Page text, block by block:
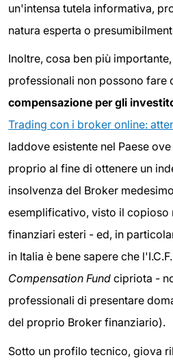
un'intensa tutela informativa,
natura esperta o
Inoltre, cosa ben più
professionali non possono fare
compensazione per gli
Trading con i broker online:
laddove esistente nel Paese
proprio al fine di ottenere un
insolvenza del Broker
esemplificativo, visto il copioso
finanziari esteri - ed, in
in Italia è bene sapere che
Compensation Fund cipriota -
professionali di presentare
del proprio Broker finanziario).
Sotto un profilo tecnico, giova